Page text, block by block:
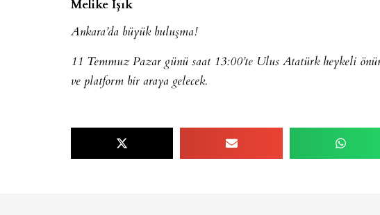
Melike Işık
Ankara’da büyük buluşma!
11 Temmuz Pazar günü saat 13:00’te Ulus Atatürk heykeli
ve platform bir araya gelecek.